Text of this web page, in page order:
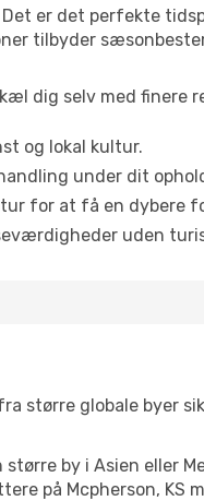
er det perfekte
tilbyder
dig selv med finere
og lokal kultur.
under dit
for at få en dybere
uden
større globale byer
by i Asien eller
på Mcpherson, KS